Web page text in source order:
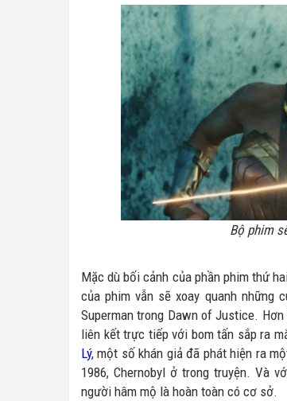
Bộ phim
Mặc dù bối cảnh của phần phim thứ
của phim vẫn sẽ xoay quanh những
Superman trong Dawn of Justice.
liên kết trực tiếp với bom tấn sắp ra
Lý, một số khán giả đã phát hiện ra
1986, Chernobyl ở trong truyện. Và
người hâm mộ là hoàn toàn có cơ sở.